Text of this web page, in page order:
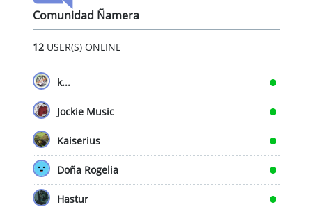
Comunidad Ñamera
12USER(S) ONLINE
k...
Jockie Music
Kaiserius
Doña Rogelia
Hastur